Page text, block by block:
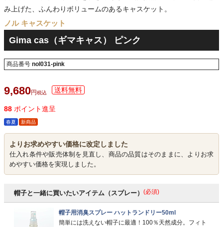
み上げた、ふんわりボリュームのあるキャスケット。
ノル キャスケット
Gima cas（ギマキャス） ピンク
商品番号 nol031-pink
9,680 税込
88 ポイント進呈
春夏 新商品
よりお求めやすい価格に改定しました
仕入れ条件や販売体制を見直し、商品の品質はそのままに、よりお求
めやすい価格を実現しました。
帽子と一緒に買いたいアイテム（スプレー） (必須)
帽子用消臭スプレー ハットランドリー50ml
簡単には洗えない帽子に最適！100％天然成分。フィト